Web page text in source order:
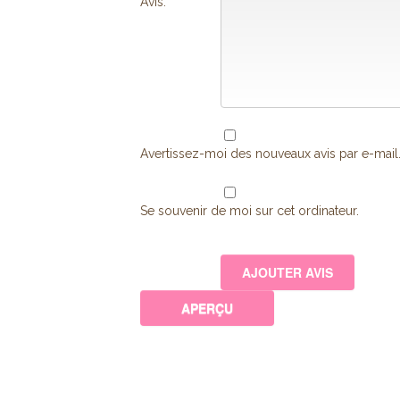
Avertissez-moi des nouveaux avis par e-mail.
Se souvenir de moi sur cet ordinateur.